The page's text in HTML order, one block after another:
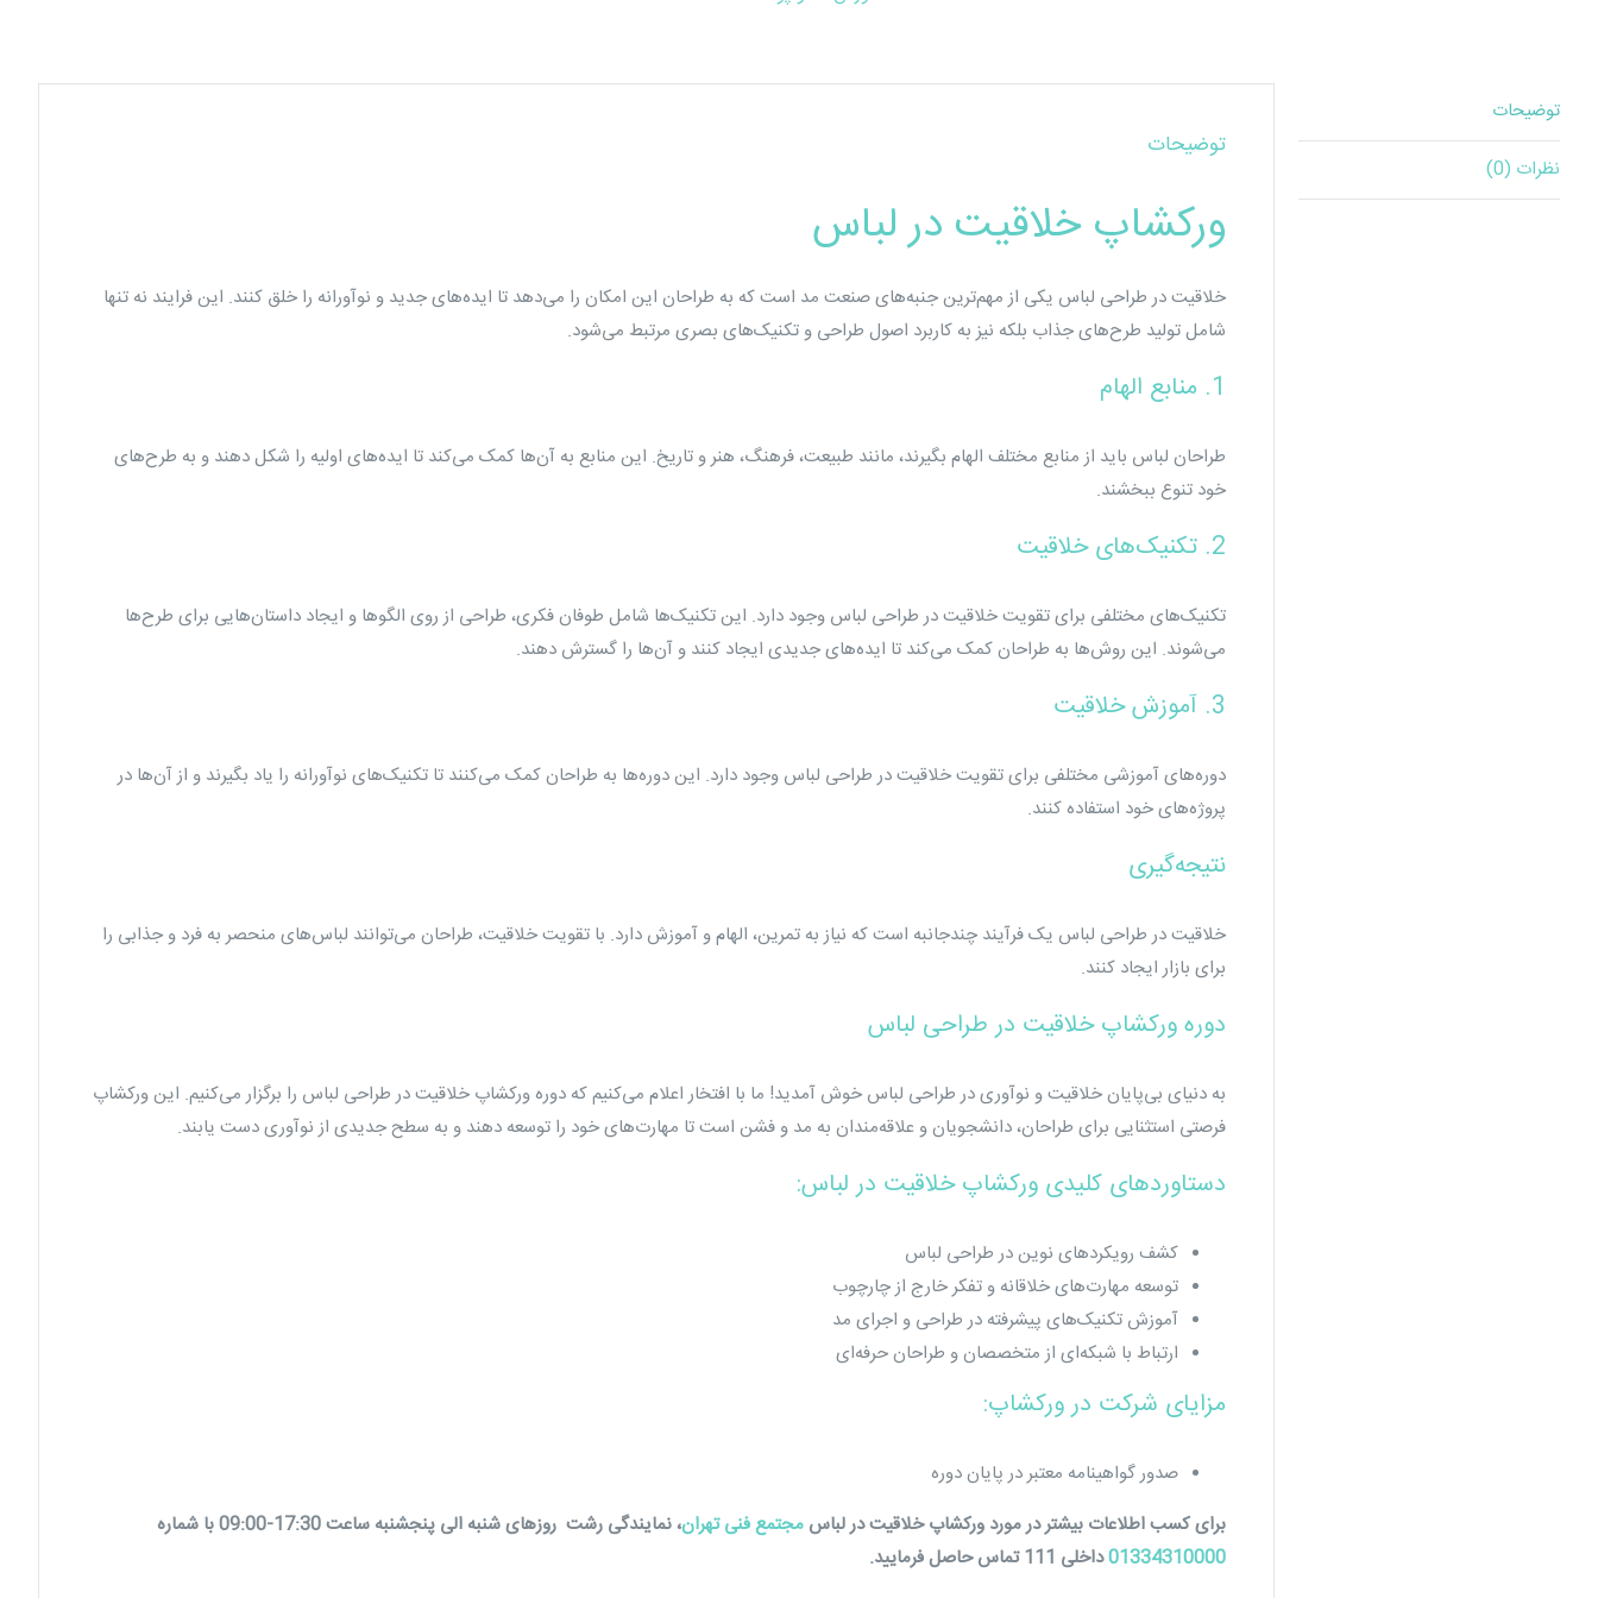
توضیحات
نظرات (0)
توضیحات
ورکشاپ خلاقیت در لباس
خلاقیت در طراحی لباس یکی از مهم‌ترین جنبه‌های صنعت مد است که به طراحان این امکان را می‌دهد تا ایده‌های جدید و نوآورانه را خلق کنند. این فرایند نه تنها
شامل تولید طرح‌های جذاب بلکه نیز به کاربرد اصول طراحی و تکنیک‌های بصری مرتبط می‌شود.
1. منابع الهام
طراحان لباس باید از منابع مختلف الهام بگیرند، مانند طبیعت، فرهنگ، هنر و تاریخ. این منابع به آن‌ها کمک می‌کند تا ایده‌های اولیه را شکل دهند و به طرح‌های
خود تنوع ببخشند.
2. تکنیک‌های خلاقیت
تکنیک‌های مختلفی برای تقویت خلاقیت در طراحی لباس وجود دارد. این تکنیک‌ها شامل طوفان فکری، طراحی از روی الگوها و ایجاد داستان‌هایی برای طرح‌ها
می‌شوند. این روش‌ها به طراحان کمک می‌کند تا ایده‌های جدیدی ایجاد کنند و آن‌ها را گسترش دهند.
3. آموزش خلاقیت
دوره‌های آموزشی مختلفی برای تقویت خلاقیت در طراحی لباس وجود دارد. این دوره‌ها به طراحان کمک می‌کنند تا تکنیک‌های نوآورانه را یاد بگیرند و از آن‌ها در
پروژه‌های خود استفاده کنند.
نتیجه‌گیری
خلاقیت در طراحی لباس یک فرآیند چندجانبه است که نیاز به تمرین، الهام و آموزش دارد. با تقویت خلاقیت، طراحان می‌توانند لباس‌های منحصر به فرد و جذابی را
برای بازار ایجاد کنند.
دوره ورکشاپ خلاقیت در طراحی لباس
به دنیای بی‌پایان خلاقیت و نوآوری در طراحی لباس خوش آمدید! ما با افتخار اعلام می‌کنیم که دوره ورکشاپ خلاقیت در طراحی لباس را برگزار می‌کنیم. این ورکشاپ
فرصتی استثنایی برای طراحان، دانشجویان و علاقه‌مندان به مد و فشن است تا مهارت‌های خود را توسعه دهند و به سطح جدیدی از نوآوری دست یابند.
دستاوردهای کلیدی ورکشاپ خلاقیت در لباس:
کشف رویکردهای نوین در طراحی لباس
توسعه مهارت‌های خلاقانه و تفکر خارج از چارچوب
آموزش تکنیک‌های پیشرفته در طراحی و اجرای مد
ارتباط با شبکه‌ای از متخصصان و طراحان حرفه‌ای
مزایای شرکت در ورکشاپ:
صدور گواهینامه معتبر در پایان دوره
برای کسب اطلاعات بیشتر در مورد ورکشاپ خلاقیت در لباس مجتمع فنی تهران، نمایندگی رشت روزهای شنبه الی پنجشنبه ساعت 17:30-09:00 با شماره
01334310000داخلی 111 تماس حاصل فرمایید.